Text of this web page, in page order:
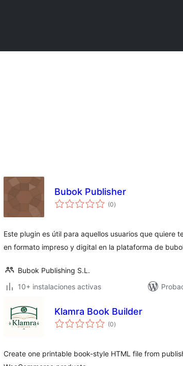
Bubok Publisher
(0total
de
)
Este plugin es útil para aquellos usuarios que quiere
en formato impreso y digital en la plataforma de
Bubok Publishing S.L.
10+ instalaciones activas
Klamra Book Builder
(0total
de
)
Create one printable book-style HTML file from